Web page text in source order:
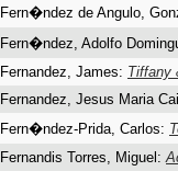
Fern�ndez de Angulo,
Fern�ndez, Adolfo
Fernandez, James: Tiffany
Fernandez, Jesus Maria
Fern�ndez-Prida, Carlos:
Fernandis Torres, Miguel: